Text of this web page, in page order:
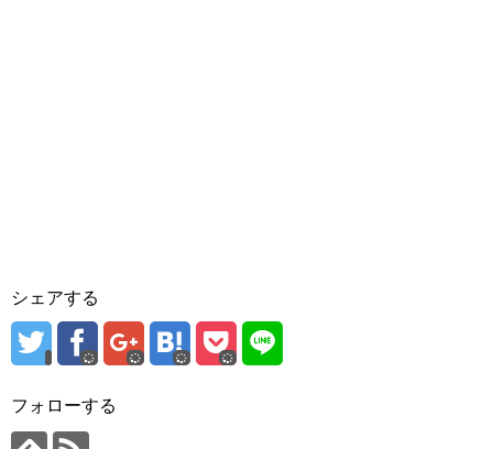
シェアする
フォローする